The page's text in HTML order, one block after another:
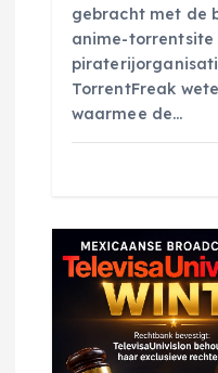
gebracht met de
anime-torrentsite
TorrentFreak
waarmee de…